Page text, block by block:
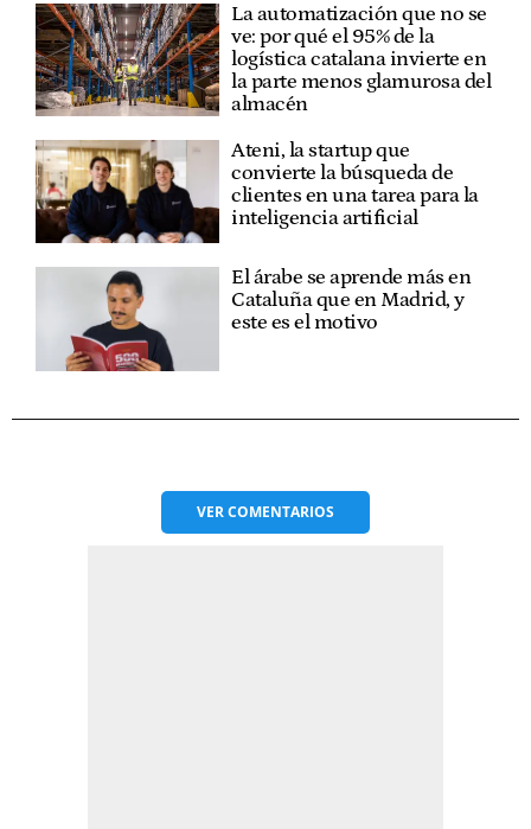
La automatización que no se
ve: por qué el 95% de la
logística catalana invierte en
la parte menos glamurosa del
almacén
Ateni, la startup que
convierte la búsqueda de
clientes en una tarea para la
inteligencia artificial
El árabe se aprende más en
Cataluña que en Madrid, y
este es el motivo
VERCOMENTARIOS